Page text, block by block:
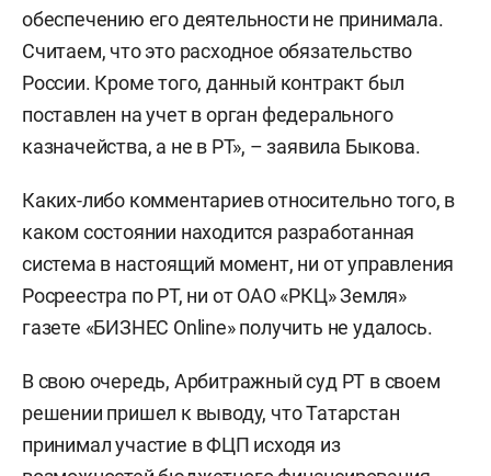
обеспечению его деятельности не принимала.
Считаем, что это расходное обязательство
России. Кроме того, данный контракт был
поставлен на учет в орган федерального
казначейства, а не в РТ», – заявила Быкова.
Каких-либо комментариев относительно того, в
каком состоянии находится разработанная
система в настоящий момент, ни от управления
Росреестра по РТ, ни от ОАО «РКЦ» Земля»
газете «БИЗНЕС Online» получить не удалось.
В свою очередь, Арбитражный суд РТ в своем
решении пришел к выводу, что Татарстан
принимал участие в ФЦП исходя из